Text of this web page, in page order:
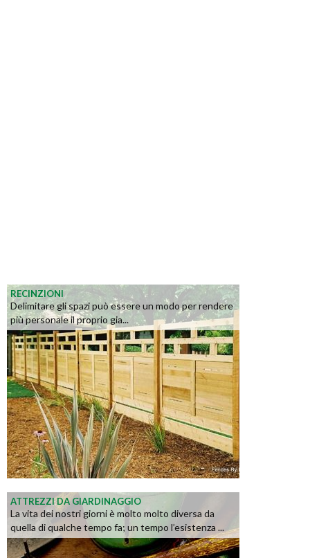
RECINZIONI
Delimitare gli spazi può essere un modo per rendere
più personale il proprio gia...
ATTREZZI DA GIARDINAGGIO
La vita dei nostri giorni è molto molto diversa da
quella di qualche tempo fa; un tempo l’esistenza ...